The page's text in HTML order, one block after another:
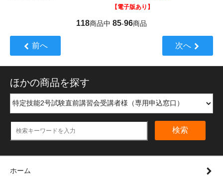
【電子版あり】
118商品中 85-96商品
前へ 次へ
ほかの商品を探す
検索
ホーム